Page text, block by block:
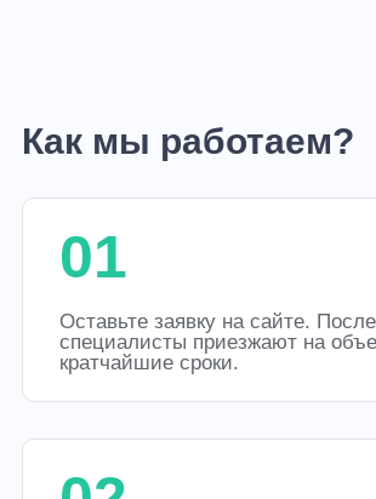
Как мы работаем?
01
Оставьте заявку на сайте. После
специалисты приезжают на
кратчайшие сроки.